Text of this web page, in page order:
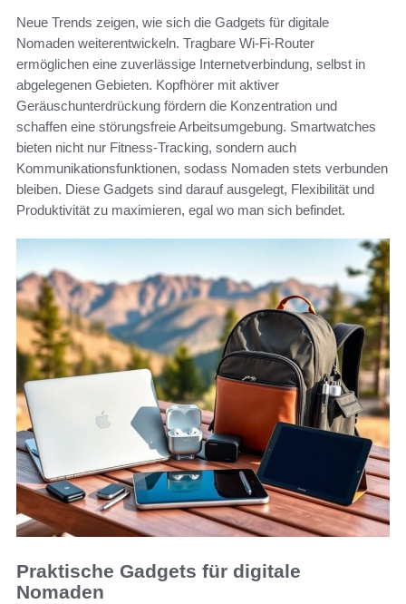
Neue Trends zeigen, wie sich die Gadgets für digitale
Nomaden weiterentwickeln. Tragbare Wi-Fi-Router
ermöglichen eine zuverlässige Internetverbindung, selbst in
abgelegenen Gebieten. Kopfhörer mit aktiver
Geräuschunterdrückung fördern die Konzentration und
schaffen eine störungsfreie Arbeitsumgebung. Smartwatches
bieten nicht nur Fitness-Tracking, sondern auch
Kommunikationsfunktionen, sodass Nomaden stets verbunden
bleiben. Diese Gadgets sind darauf ausgelegt, Flexibilität und
Produktivität zu maximieren, egal wo man sich befindet.
Praktische Gadgets für digitale
Nomaden